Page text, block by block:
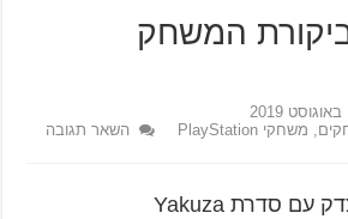
המשחק
, משחקי PlayStation
השאר תגובה